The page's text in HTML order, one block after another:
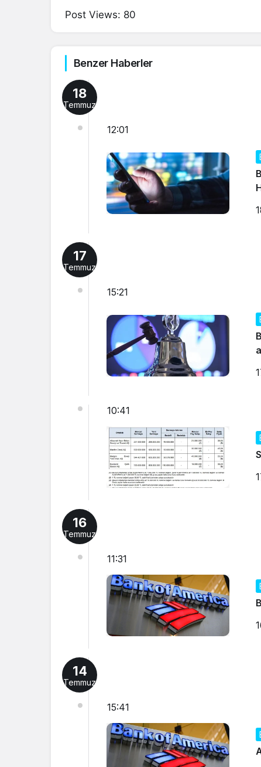
Post Views: 80
Benzer Haberler
18
Temmuz
12:01
17
Temmuz
15:21
10:41
16
Temmuz
11:31
14
Temmuz
15:41